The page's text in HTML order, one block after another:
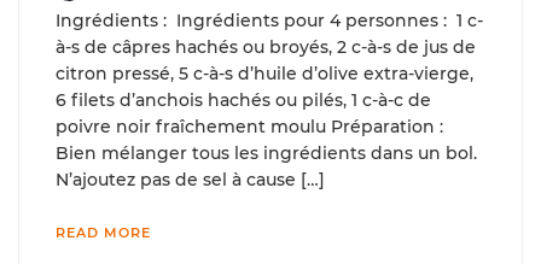
Ingrédients : Ingrédients pour 4 personnes : 1 c-
à-s de câpres hachés ou broyés, 2 c-à-s de jus de
citron pressé, 5 c-à-s d’huile d’olive extra-vierge,
6 filets d’anchois hachés ou pilés, 1 c-à-c de
poivre noir fraîchement moulu Préparation :
Bien mélanger tous les ingrédients dans un bol.
N’ajoutez pas de sel à cause […]
READ MORE